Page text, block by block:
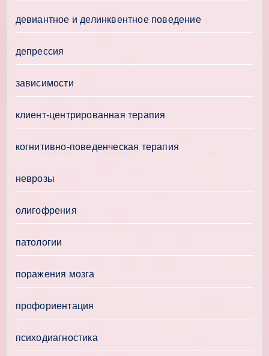
девиантное и делинквентное поведение
депрессия
зависимости
клиент-центрированная терапия
когнитивно-поведенческая терапия
неврозы
олигофрения
патологии
поражения мозга
профориентация
психодиагностика